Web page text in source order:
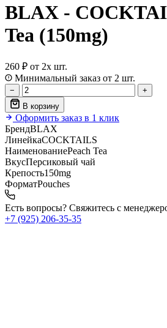
BLAX -
Tea (150mg)
260 ₽ от 2х шт.
Минимальный заказ от 2 шт.
−
+
В корзину
Оформить заказ в 1 клик
БрендBLAX
ЛинейкаCOCKTAILS
НаименованиеPeach Tea
ВкусПерсиковый чай
Крепость150mg
ФорматPouches
Есть вопросы? Свяжитесь с
+7 (925) 206‑35‑35